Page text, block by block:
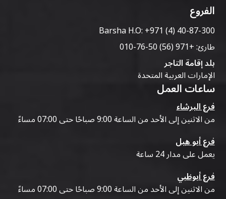
الفروع
Barsha H.O:+971 (4) 40-87-300
طارئ:+971 (56) 50-76-010
بلد إقامة التاجر
الإمارات العربية المتحدة
ساعات العمل
فرع البرشاء
من الاثنين إلى الأحد من الساعة 9:00 صباحًا حتى 07:00 مساءً
فرع أبو هيل
يعمل على مدار 24 ساعة
فرع أبوظبي
من الاثنين إلى الأحد من الساعة 9:00 صباحًا حتى 07:00 مساءً